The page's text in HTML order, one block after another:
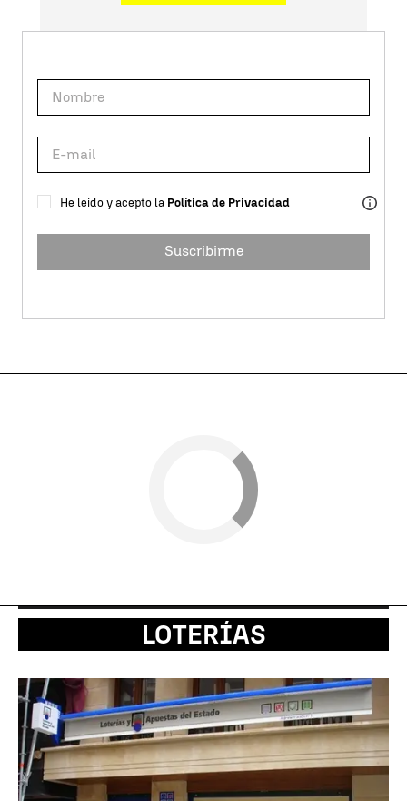
He leído y acepto la Política de Privacidad
Suscribirme
LOTERÍAS